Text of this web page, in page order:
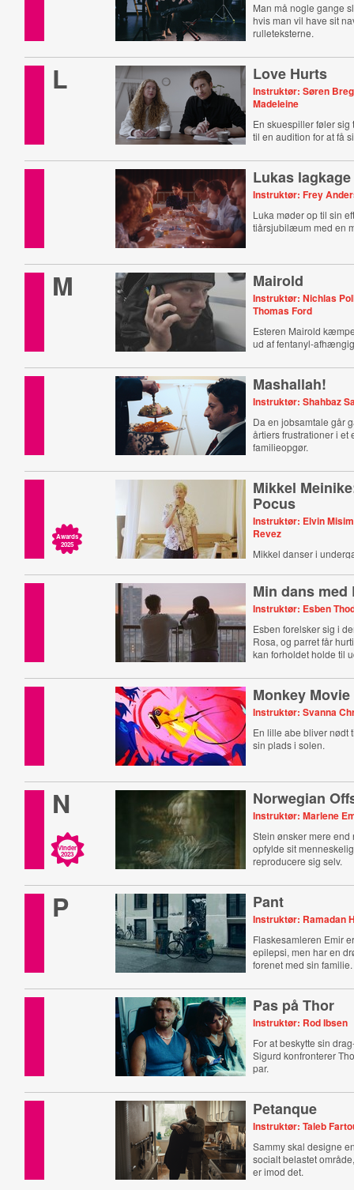
Man må nogle gange
hvis man vil have sit
rulleteksterne.
L Love Hurts
Instruktør: Søren
Madeleine
En skuespiller føler sig
til en audition for at få
Lukas lagkage
Instruktør: Frey
Luka møder op til sin
tiårsjubilæum med en
M Mairold
Instruktør: Nichlas
Thomas Ford
Esteren Mairold
ud af fentanyl-
Mashallah!
Instruktør: Shahbaz
Da en jobsamtale går
årtiers frustrationer i et
familieopgør.
Awards
2025
Mikkel
Pocus
Instruktør: Elvin
Revez
Mikkel danser i
Min dans med
Instruktør: Esben
Esben forelsker sig i
Rosa, og parret får
kan forholdet holde til
Monkey Movie
Instruktør: Svanna
En lille abe bliver nødt
sin plads i solen.
N
Vinder
2023
Norwegian
Instruktør: Marlene
Stein ønsker mere end
opfylde sit
reproducere sig selv.
P Pant
Instruktør: Ramadan
Flaskesamleren Emir
epilepsi, men har en
forenet med sin familie.
Pas på Thor
Instruktør: Rod Ibsen
For at beskytte sin
Sigurd konfronterer
par.
Petanque
Instruktør: Taleb
Sammy skal designe
socialt belastet
er imod det.